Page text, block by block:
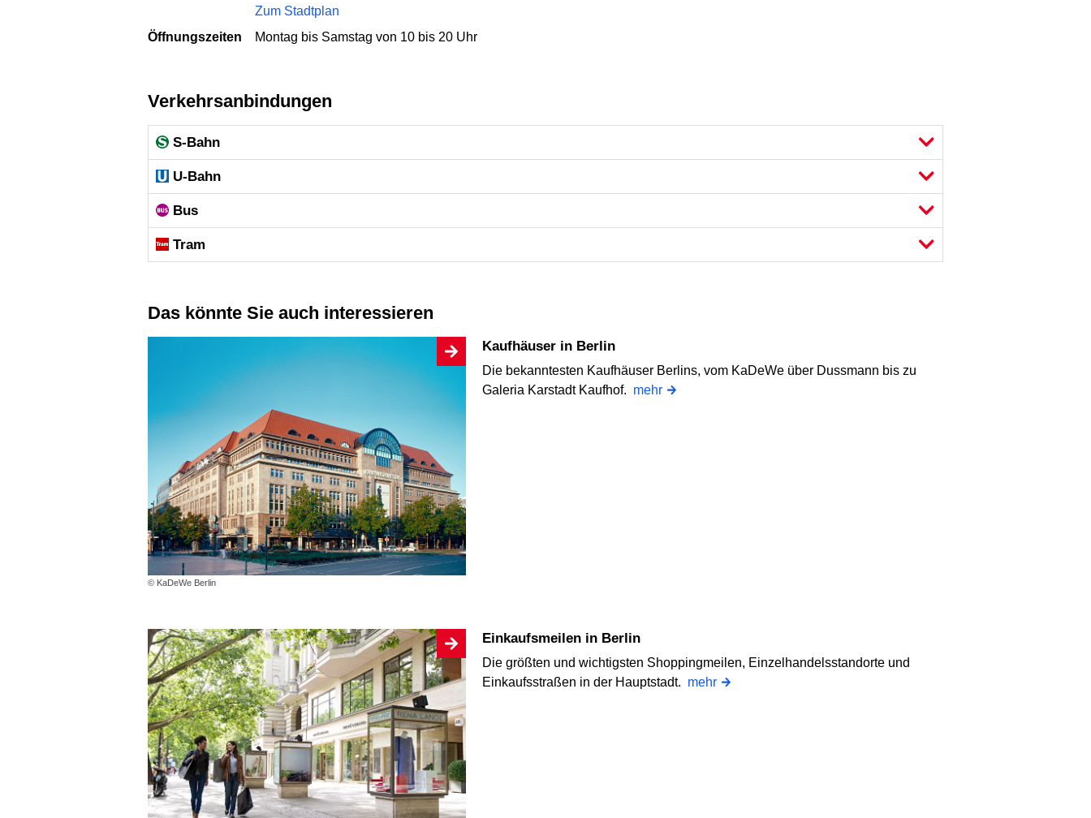
Zum Stadtplan
Öffnungszeiten
Montag bis Samstag von 10 bis 20 Uhr
Verkehrsanbindungen
S-Bahn
U-Bahn
Bus
Tram
Das könnte Sie auch interessieren
© KaDeWe Berlin
Kaufhäuser in Berlin
Die bekanntesten Kaufhäuser Berlins, vom KaDeWe über Dussmann bis zu
Galeria Karstadt Kaufhof. mehr
Einkaufsmeilen in Berlin
Die größten und wichtigsten Shoppingmeilen, Einzelhandelsstandorte und
Einkaufsstraßen in der Hauptstadt. mehr